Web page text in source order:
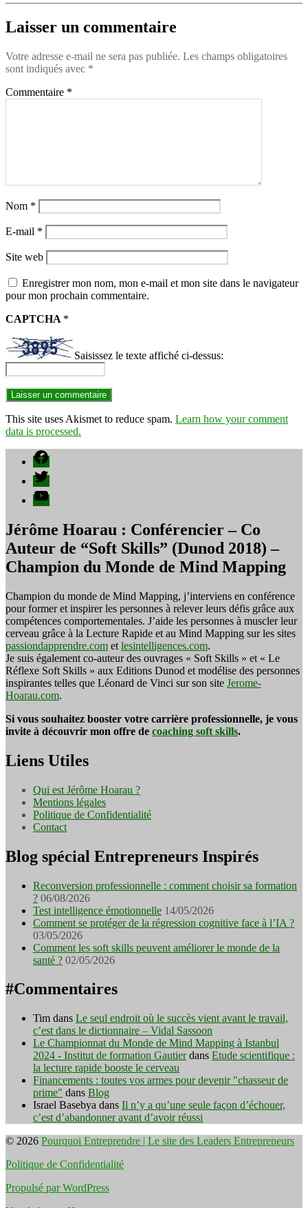
Laisser un commentaire
Votre adresse e-mail ne sera pas publiée. Les champs obligatoires
sont indiqués avec *
Commentaire *
Nom *
E-mail *
Site web
Enregistrer mon nom, mon e-mail et mon site dans le navigateur
pour mon prochain commentaire.
CAPTCHA *
Saisissez le texte affiché ci-dessus:
This site uses Akismet to reduce spam. Learn how your comment
data is processed.
Facebook
Twitter
YouTube
Jérôme Hoarau : Conférencier – Co
Auteur de “Soft Skills” (Dunod 2018) –
Champion du Monde de Mind Mapping
Champion du monde de Mind Mapping, j’interviens en conférence
pour former et inspirer les personnes à relever leurs défis grâce aux
compétences comportementales. J’aide les personnes à muscler leur
cerveau grâce à la Lecture Rapide et au Mind Mapping sur les sites
passiondapprendre.com et lesintelligences.com.
Je suis également co-auteur des ouvrages « Soft Skills » et « Le
Réflexe Soft Skills » aux Editions Dunod et modélise des personnes
inspirantes telles que Léonard de Vinci sur son site Jerome-
Hoarau.com.
Si vous souhaitez booster votre carrière professionnelle, je vous
invite à découvrir mon offre de coaching soft skills.
Liens Utiles
Qui est Jérôme Hoarau ?
Mentions légales
Politique de Confidentialité
Contact
Blog spécial Entrepreneurs Inspirés
Reconversion professionnelle : comment choisir sa formation
? 06/08/2026
Test intelligence émotionnelle 14/05/2026
Comment se protéger de la régression cognitive face à l’IA ?
03/05/2026
Comment les soft skills peuvent améliorer le monde de la
santé ? 02/05/2026
#Commentaires
Tim dans Le seul endroit où le succès vient avant le travail,
c’est dans le dictionnaire – Vidal Sassoon
Le Championnat du Monde de Mind Mapping à Istanbul
2024 - Institut de formation Gautierdans Etude scientifique :
la lecture rapide booste le cerveau
Financements : toutes vos armes pour devenir "chasseur de
prime" dans Blog
Israel Basebya dans Il n’y a qu’une seule façon d’échouer,
c’est d’abandonner avant d’avoir réussi
© 2026 Pourquoi Entreprendre | Le site des Leaders Entrepreneurs
Politique de Confidentialité
Propulsé par WordPress